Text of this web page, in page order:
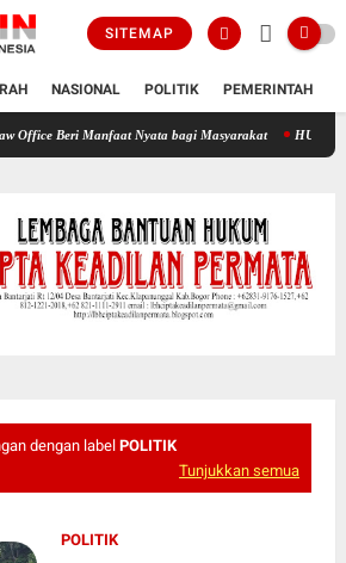
SITEMAP
NASIONAL POLITIK PEMERINTAH
Manfaat Nyata bagi Masyarakat HUT HNP Law
dengan label POLITIK
Tunjukkan semua
POLITIK